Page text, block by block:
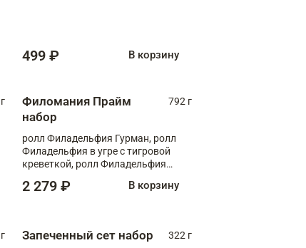
499 ₽ В корзину
Филомания Прайм
набор
792 г
ролл Филадельфия Гурман, ролл
Филадельфия в угре с тигровой
креветкой, ролл Филадельфия
2 279 ₽ В корзину
Запеченный сет набор
322 г